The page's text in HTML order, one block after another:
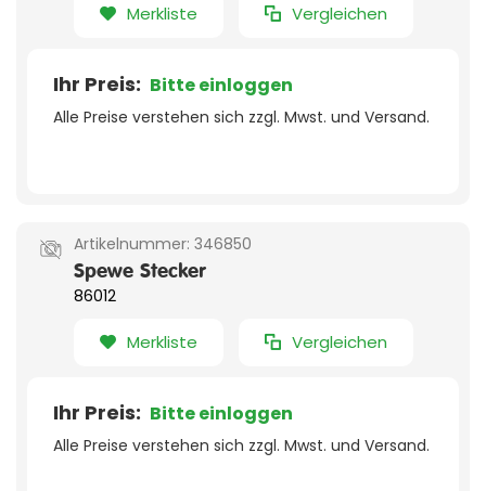
Merkliste Vergleichen
Ihr Preis: Bitte einloggen
Alle Preise verstehen sich zzgl. Mwst. und Versand.
Artikelnummer: 346850
Spewe Stecker
86012
Merkliste Vergleichen
Ihr Preis: Bitte einloggen
Alle Preise verstehen sich zzgl. Mwst. und Versand.